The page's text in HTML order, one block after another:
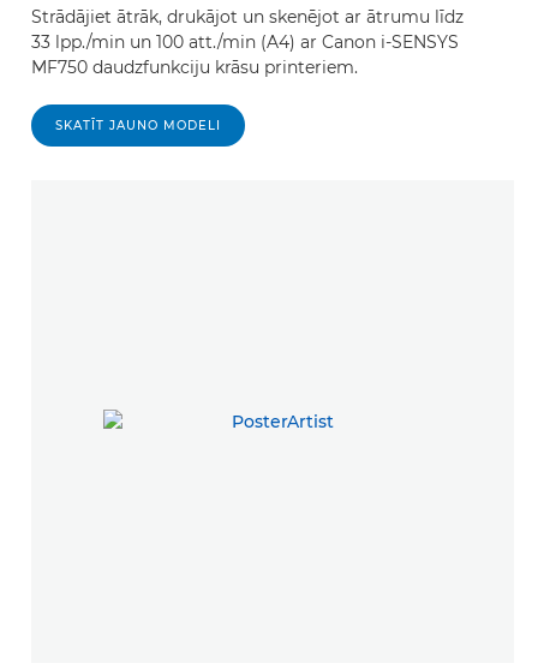
Strādājiet ātrāk, drukājot un skenējot ar ātrumu līdz
33 lpp./min un 100 att./min (A4) ar Canon i-SENSYS
MF750 daudzfunkciju krāsu printeriem.
SKATĪT JAUNO MODELI